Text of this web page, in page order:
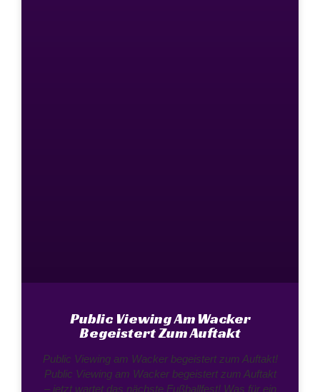
Public Viewing Am Wacker
Begeistert Zum Auftakt
Public Viewing am Wacker begeistert zum Auftakt!
Public Viewing am Wacker begeistert zum Auftakt
– jetzt wartet das nächste Fußballfest! Was für ein